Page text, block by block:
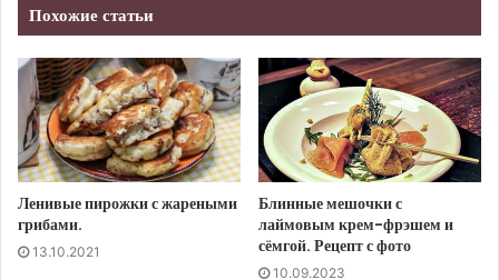
Похожие статьи
Ленивые пирожки с жареными
грибами.
13.10.2021
Блинные мешочки с
лаймовым крем-фрэшем и
сёмгой. Рецепт с фото
10.09.2023